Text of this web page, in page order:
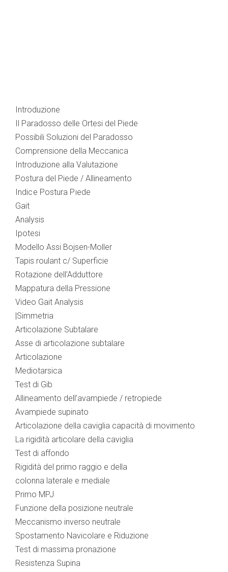
Introduzione
Il Paradosso delle Ortesi del Piede
Possibili Soluzioni del Paradosso
Comprensione della Meccanica
Introduzione alla Valutazione
Postura del Piede / Allineamento
Indice Postura Piede
Gait
Analysis
Ipotesi
Modello Assi Bojsen-Moller
Tapis roulant c/ Superficie
Rotazione dell’Adduttore
Mappatura della Pressione
Video Gait Analysis
|Simmetria
Articolazione Subtalare
Asse di articolazione subtalare
Articolazione
Mediotarsica
Test di Gib
Allineamento dell’avampiede / retropiede
Avampiede supinato
Articolazione della caviglia capacità di movimento
La rigidità articolare della caviglia
Test di affondo
Rigidità del primo raggio e della
colonna laterale e mediale
Primo MPJ
Funzione della posizione neutrale
Meccanismo inverso neutrale
Spostamento Navicolare e Riduzione
Test di massima pronazione
Resistenza Supina